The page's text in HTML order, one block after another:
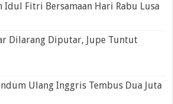
Idul Fitri Bersamaan Hari Rabu Lusa
Dilarang Diputar, Jupe Tuntut
Ulang Inggris Tembus Dua Juta